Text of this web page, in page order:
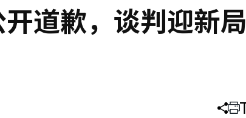
道歉，谈判迎新局
分 打